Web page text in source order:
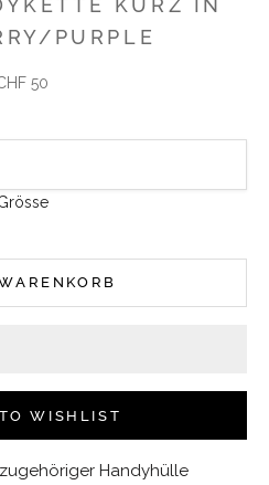
KURZ IN
PURPLE
50
WISHLIST
Handyhülle